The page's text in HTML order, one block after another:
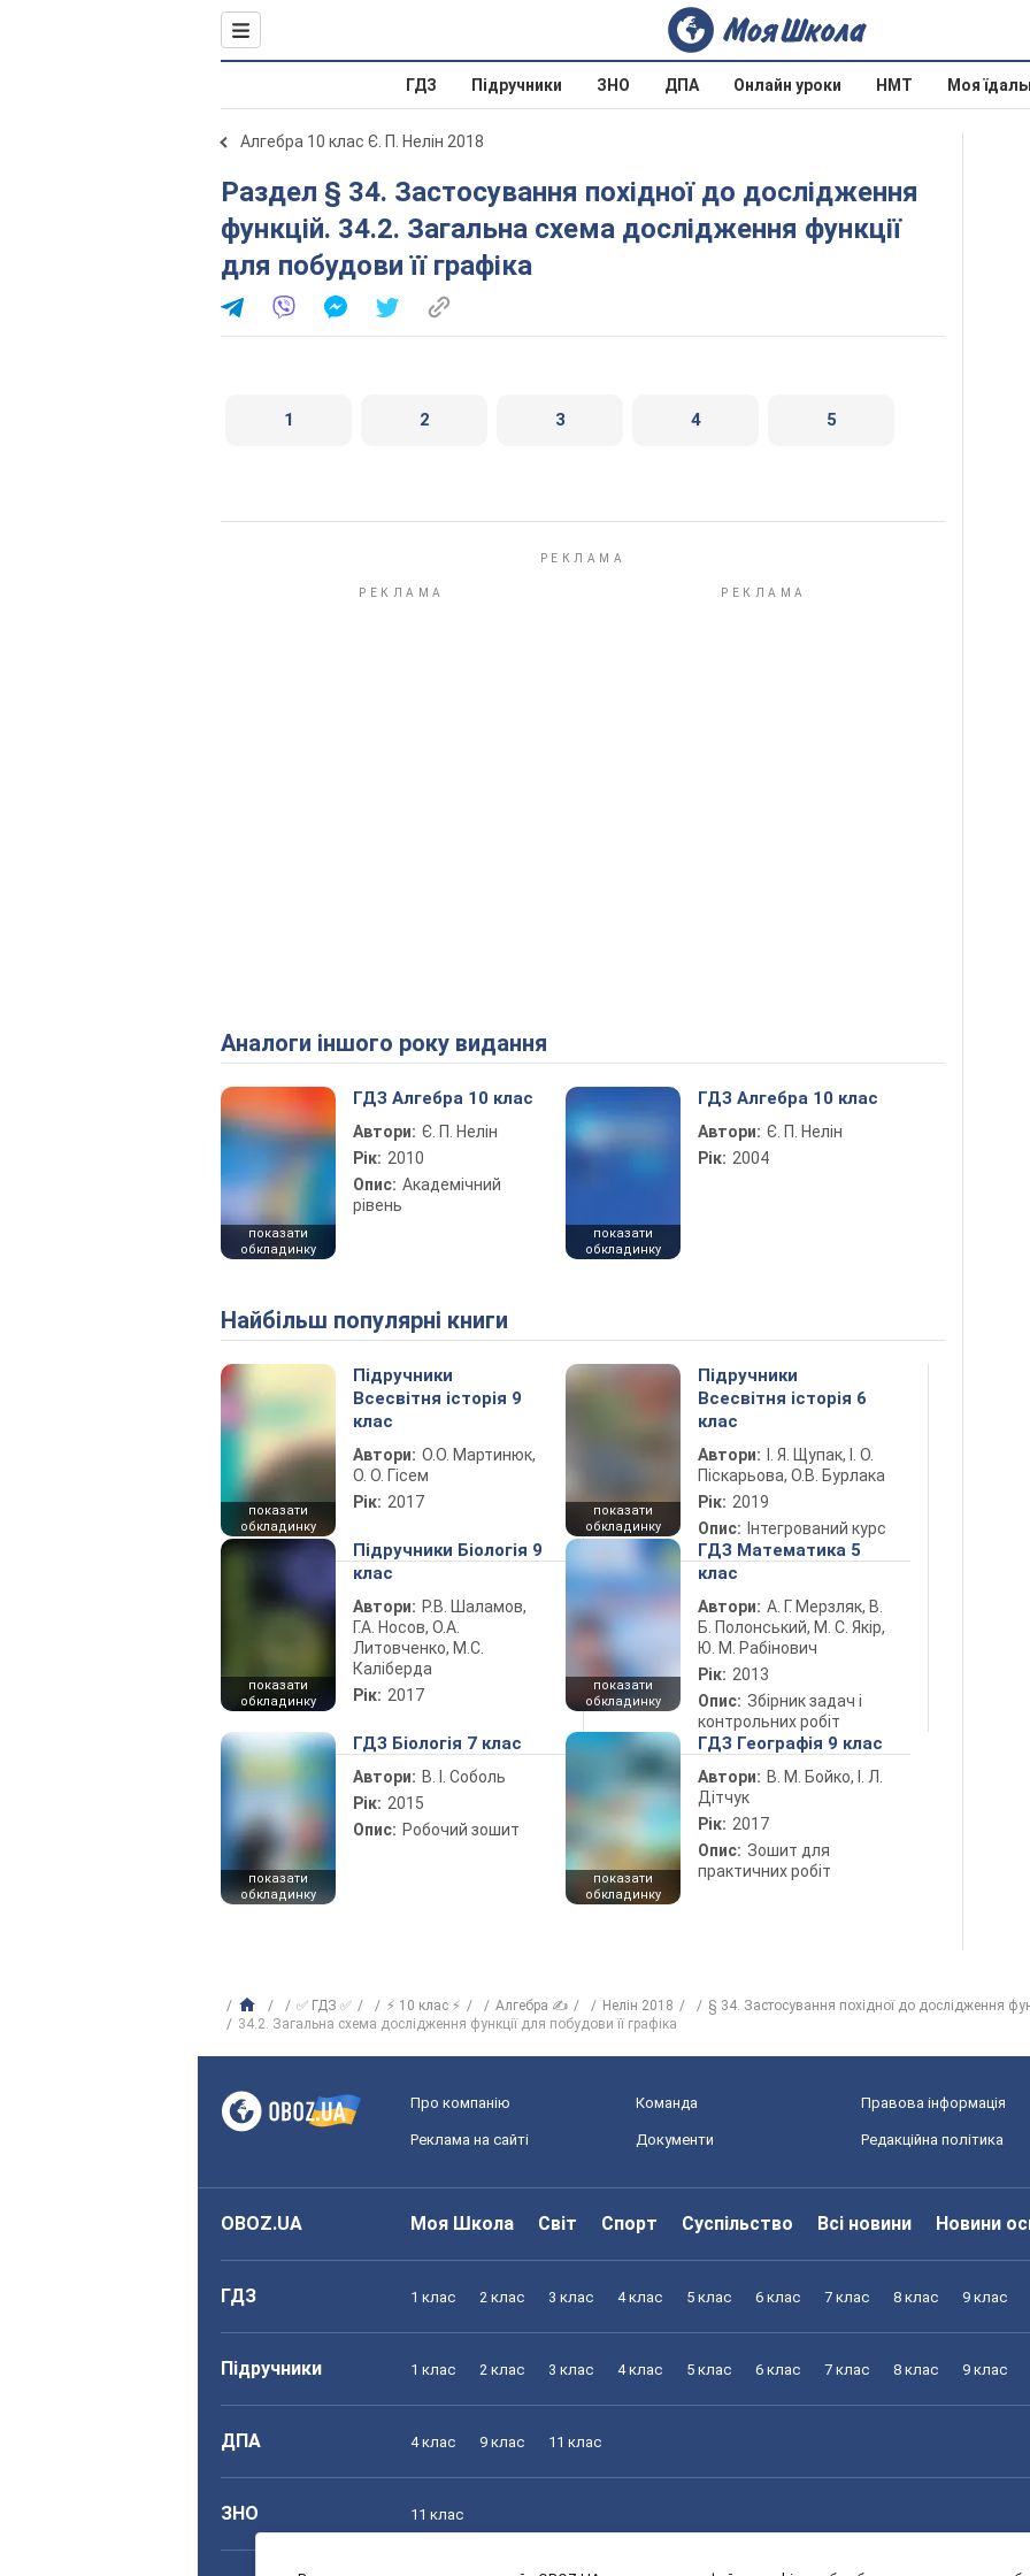
ГДЗ Підручники ЗНО ДПА Онлайн уроки НМТ Моя
Алгебра 10 клас Є. П. Нелін 2018
Раздел § 34. Застосування похідної до дослідження
функцій. 34.2. Загальна схема дослідження функції
для побудови її графіка
1 2 3 4 5
Аналоги іншого року видання
показати
обкладинку
ГДЗ Алгебра 10 клас
Автори: Є. П. Нелін
Рік: 2010
Опис: Академічний
рівень
показати
обкладинку
ГДЗ Алгебра 10 клас
Автори: Є. П. Нелін
Рік: 2004
Найбільш популярні книги
показати
обкладинку
Підручники
Всесвітня історія 9
клас
Автори: О.О. Мартинюк,
О. О. Гісем
Рік: 2017
показати
обкладинку
Підручники
Всесвітня історія 6
клас
Автори:
І. Я. Щупак, І. О.
Піскарьова, О.В. Бурлака
Рік: 2019
Опис: Інтегрований курс
показати
обкладинку
Підручники Біологія 9
клас
Автори: Р.В. Шаламов,
Г.А. Носов, О.А.
Литовченко, М.С.
Каліберда
Рік: 2017
показати
обкладинку
ГДЗ Математика 5
клас
Автори: А. Г. Мерзляк, В.
Б. Полонський, М. С. Якір,
Ю. М. Рабінович
Рік: 2013
Опис: Збірник задач і
контрольних робіт
показати
обкладинку
ГДЗ Біологія 7 клас
Автори: В. І. Соболь
Рік: 2015
Опис: Робочий зошит
показати
обкладинку
ГДЗ Географія 9 клас
Автори: В. М. Бойко, І. Л.
Дітчук
Рік: 2017
Опис: Зошит для
практичних робіт
✅ ГДЗ ✅ ⚡ 10 клас ⚡ Алгебра ✍ Нелін 2018
§ 34. Застосування похідної до дослідження
34.2. Загальна схема дослідження функції для побудови її графіка
Про компанію Команда Правова інформація
Реклама на сайті Документи Редакційна політика
OBOZ.UA Моя Школа Світ Спорт Суспільство Всі новини Новини
ГДЗ 1 клас 2 клас 3 клас 4 клас 5 клас 6 клас 7 клас 8 клас 9 клас
Підручники 1 клас 2 клас 3 клас 4 клас 5 клас 6 клас 7 клас 8 клас 9 клас
ДПА 4 клас 9 клас 11 клас
ЗНО 11 клас